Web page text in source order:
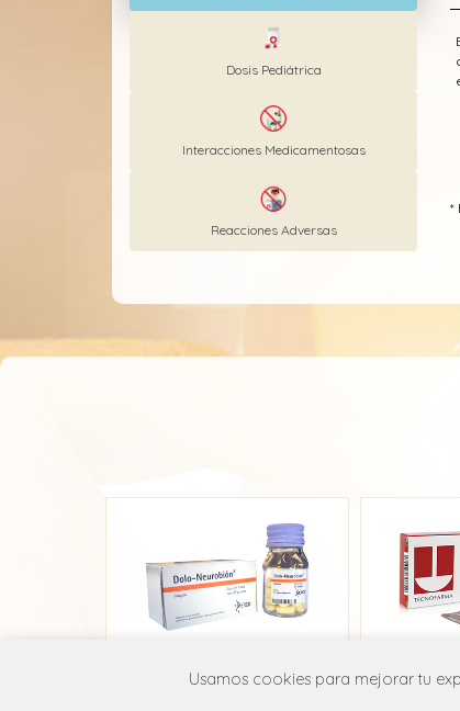
Dosis Pediátrica
Interacciones Medicamentosas
Reacciones Adversas
*
Dolo Neurobion
Usamos cookies para mejorar tu